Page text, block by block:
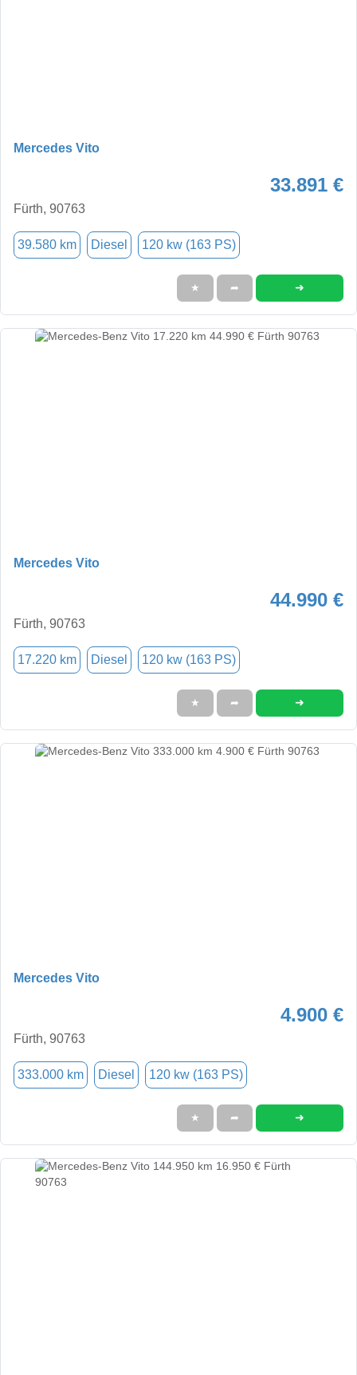
Mercedes Vito
33.891 €
Fürth, 90763
39.580 km Diesel 120 kw (163 PS)
★ ➦ ➜
Mercedes Vito
44.990 €
Fürth, 90763
17.220 km Diesel 120 kw (163 PS)
★ ➦ ➜
Mercedes Vito
4.900 €
Fürth, 90763
333.000 km Diesel 120 kw (163 PS)
★ ➦ ➜